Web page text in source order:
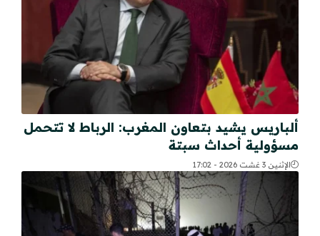
ألباريس يشيد بتعاون المغرب: الرباط لا تتحمل
مسؤولية أحداث سبتة
الإثنين 3 غشت 2026 - 17:02